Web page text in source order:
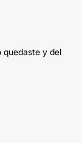
quedaste y del